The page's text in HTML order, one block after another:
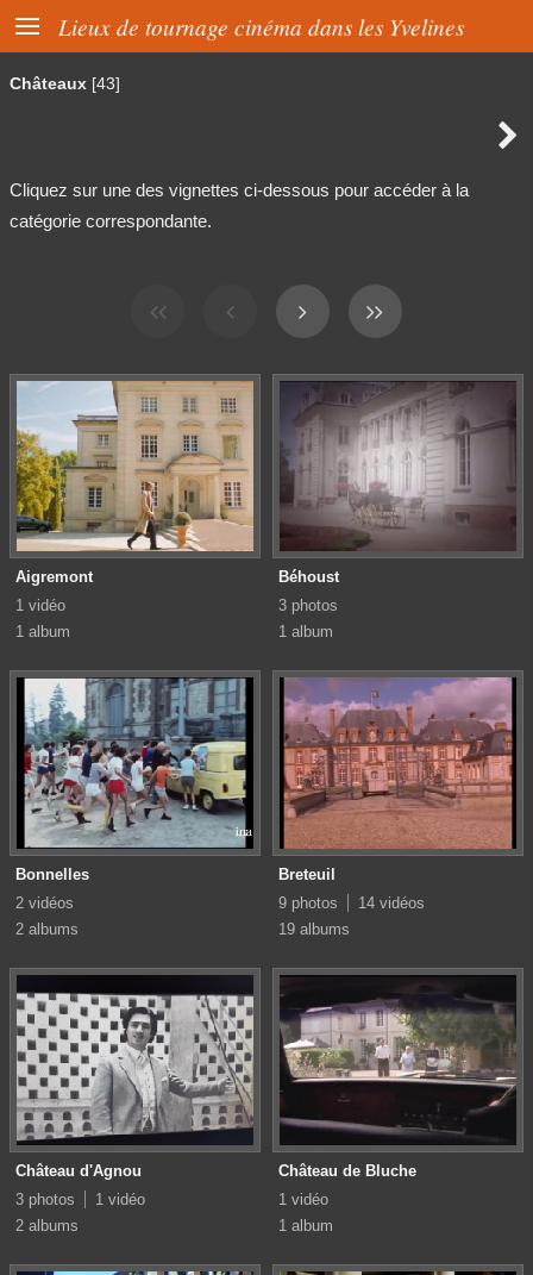
 Lieux de tournage cinéma dans les Yvelines
Châteaux [43]

Cliquez sur une des vignettes ci-dessous pour accéder à la
catégorie correspondante.
Aigremont
1 vidéo
1 album
Béhoust
3 photos
1 album
Bonnelles
2 vidéos
2 albums
Breteuil
9 photos
14 vidéos
19 albums
Château d'Agnou
3 photos
1 vidéo
2 albums
Château de Bluche
1 vidéo
1 album